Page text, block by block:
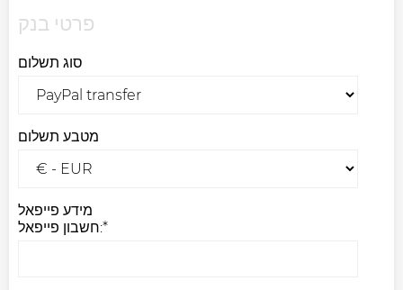
פרטי בנק
סוג תשלום
מטבע תשלום
מידע פייפאל
חשבון פייפאל:*